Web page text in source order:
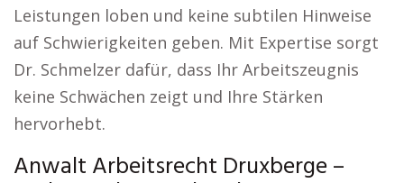
Leistungen loben und keine subtilen Hinweise
auf Schwierigkeiten geben. Mit Expertise sorgt
Dr. Schmelzer dafür, dass Ihr Arbeitszeugnis
keine Schwächen zeigt und Ihre Stärken
hervorhebt.
Anwalt Arbeitsrecht Druxberge –